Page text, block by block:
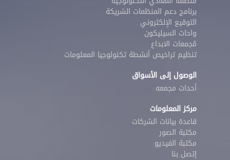
برنامج دعم المنظمات الشريكة
التوقيع الإلكتروني
واحات السيليكون
مُجمعات الابداع
تنظيم تراخيص أنشطة تكنولوجيا المعلومات
الوصول إلى الأسواق
أحداث مجمعه
مركز المعلومات
قاعدة بيانات الشركات
مكتبة الصور
مكتبة الفيديو
إتصل بنا